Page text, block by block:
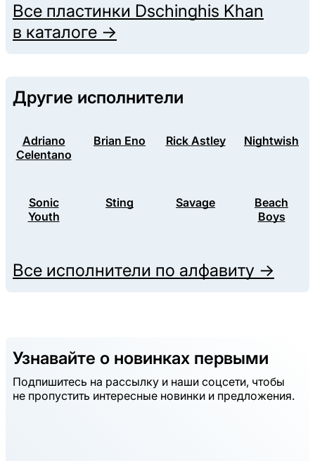
Все пластинки Dschinghis Khan
в каталоге →
Другие исполнители
Adriano
Celentano
Brian Eno Rick Astley Nightwish
Sonic
Youth
Sting Savage
Beach
Boys
Все исполнители по алфавиту →
Узнавайте о новинках первыми
Подпишитесь на рассылку и наши соцсети, чтобы
не пропустить интересные новинки и предложения.